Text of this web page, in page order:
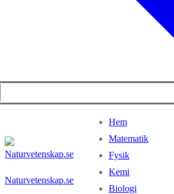
Naturvetenskap.se
Hem
Matematik
Fysik
Kemi
Biologi